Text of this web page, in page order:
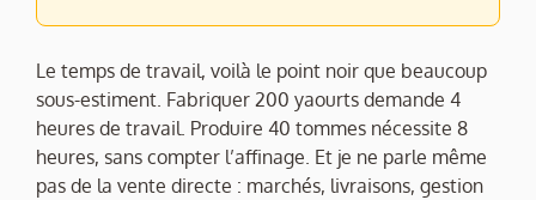
Le temps de travail, voilà le point noir que beaucoup
sous-estiment. Fabriquer 200 yaourts demande 4
heures de travail. Produire 40 tommes nécessite 8
heures, sans compter l’affinage. Et je ne parle même
pas de la vente directe : marchés, livraisons, gestion